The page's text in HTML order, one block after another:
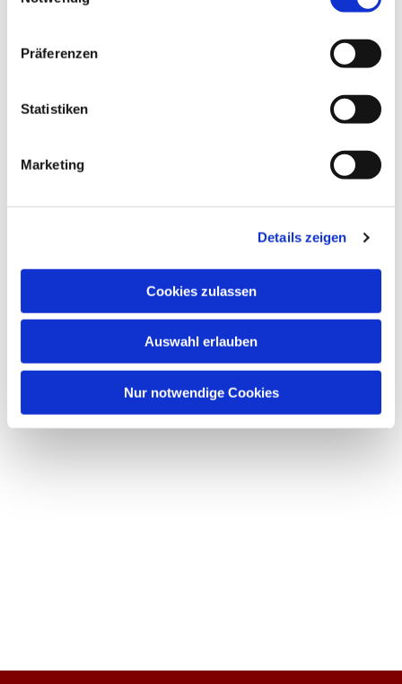
Präferenzen
Statistiken
Marketing
Details zeigen
Cookies zulassen
Auswahl erlauben
Nur notwendige Cookies